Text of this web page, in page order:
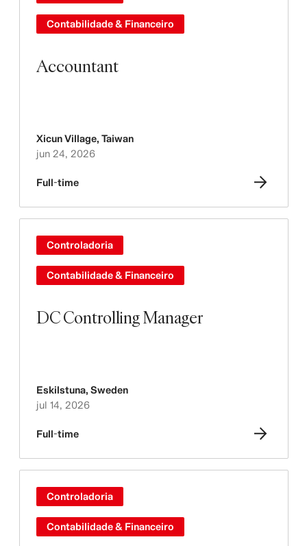
Accountant
Contabilidade & Financeiro
Xicun Village, Taiwan
jun 24, 2026
Full-time
DC Controlling Manager
Controladoria
Contabilidade & Financeiro
Eskilstuna, Sweden
jul 14, 2026
Full-time
Controladoria
Contabilidade & Financeiro